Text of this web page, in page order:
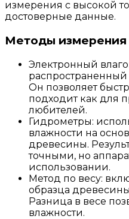
измерения с высокой
достоверные данные.
Методы измерения
Электронный
Он позволяет
подходит как для
любителей.
Гидрометры:
влажности на
древесины.
точными, но
использовании.
Метод по весу:
образца
Разница в весе
влажности.